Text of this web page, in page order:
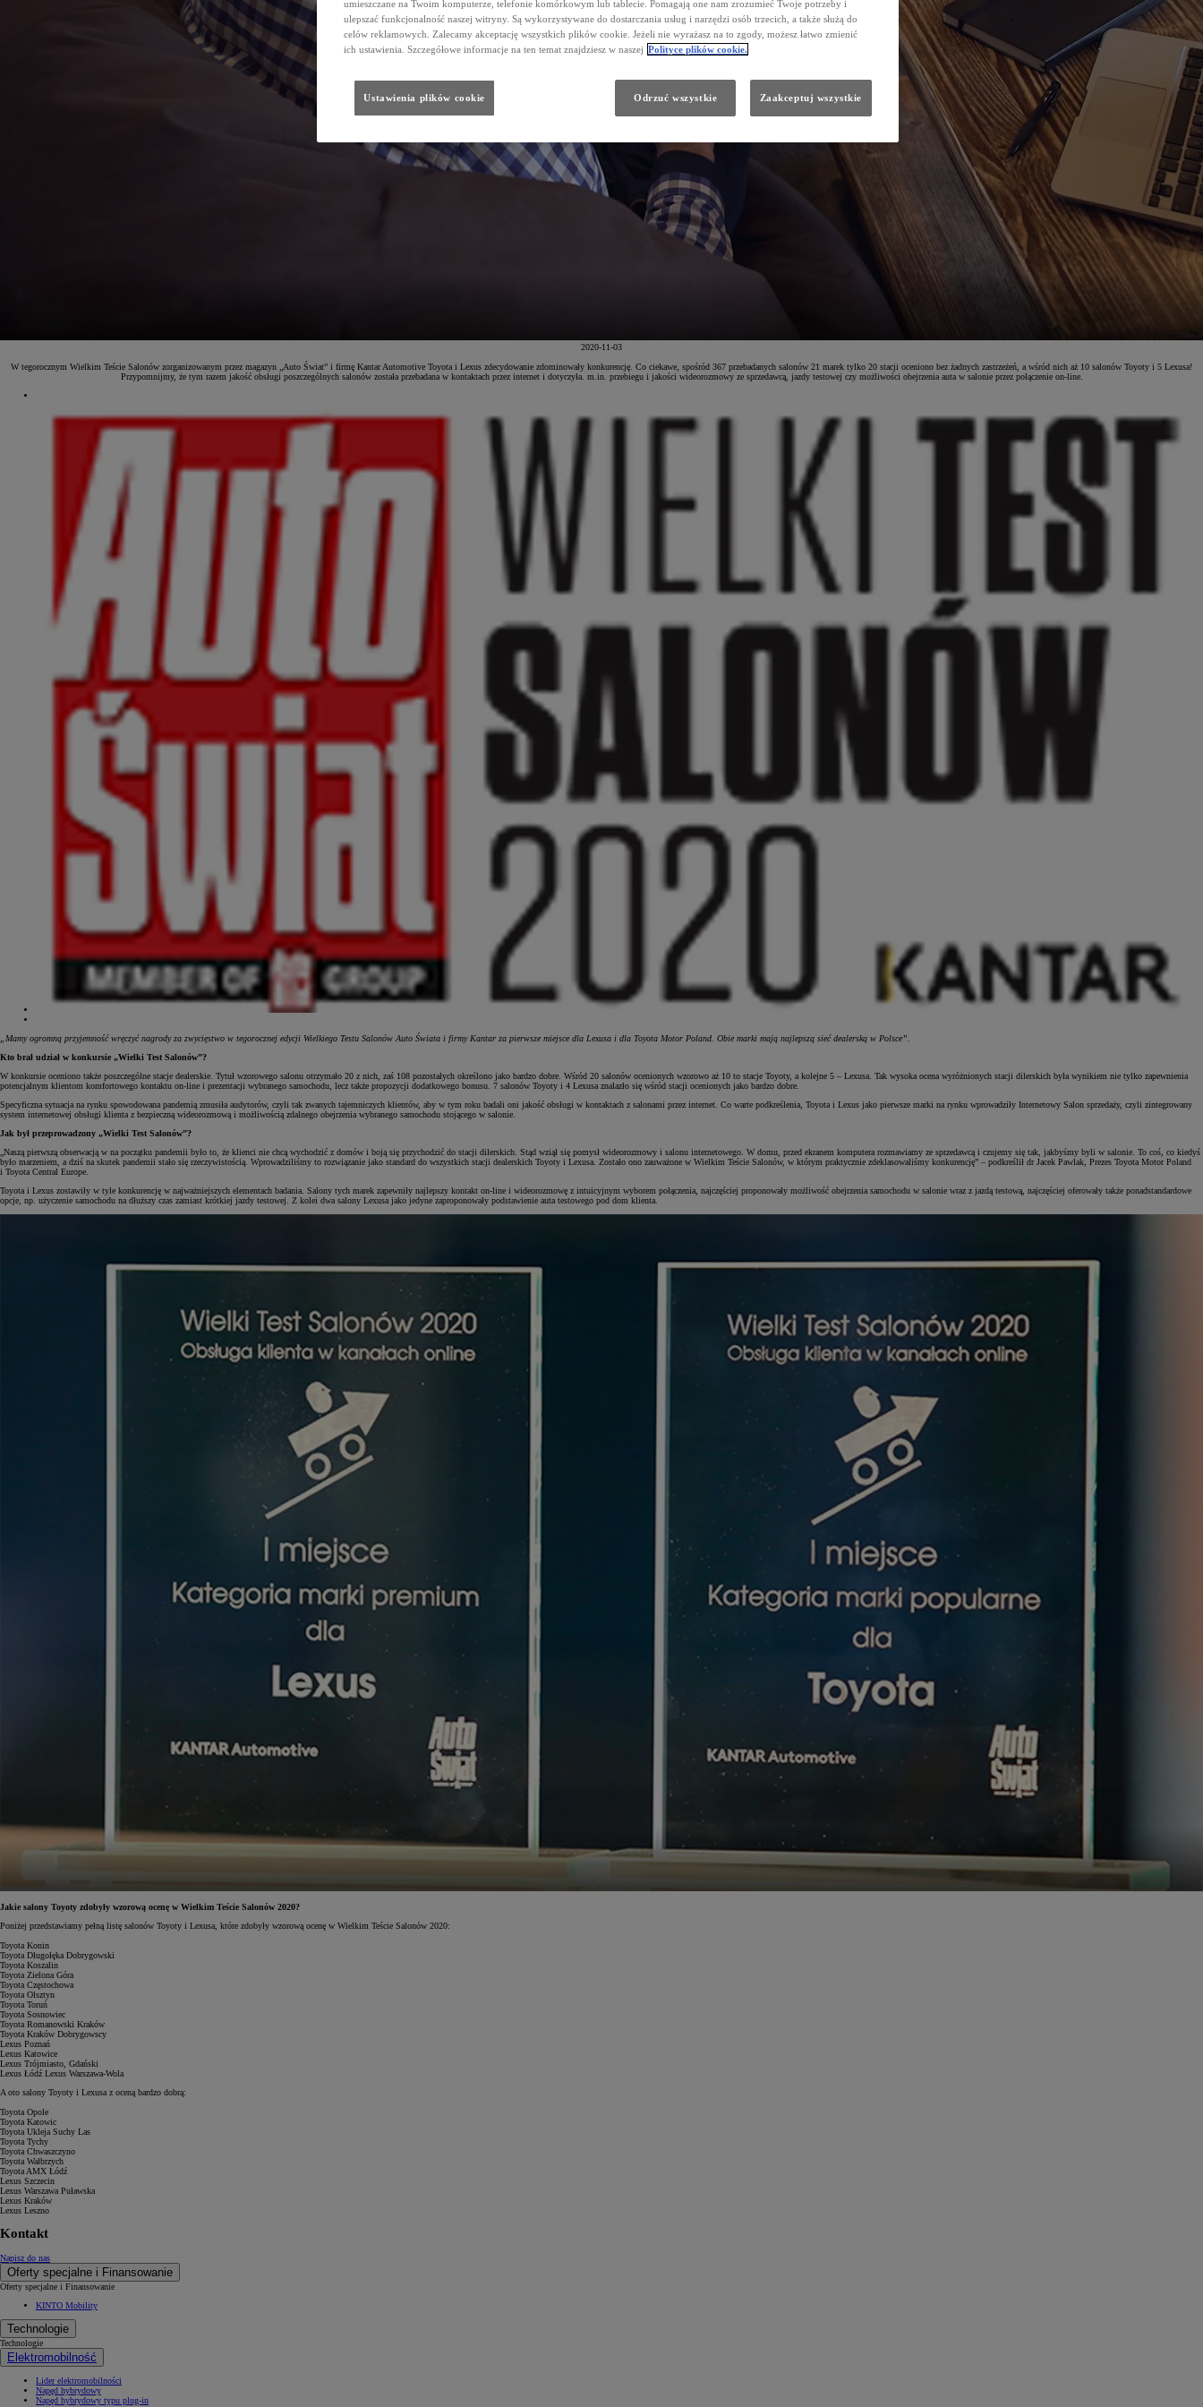
2020-11-03
W tegorocznym Wielkim Teście Salonów zorganizowanym przez magazyn „Auto Świat” i firmę Kantar Automotive Toyota i Lexus zdecydowanie zdominowały konkurencję. Co ciekawe, spośród 367 przebadanych salonów 21 marek tylko 20 stacji oceniono bez żadnych zastrzeżeń, a wśród nich aż 10 salonów Toyoty i 5 Lexusa!
Przypomnijmy, że tym razem jakość obsługi poszczególnych salonów została przebadana w kontaktach przez internet i dotyczyła. m.in. przebiegu i jakości wideorozmowy ze sprzedawcą, jazdy testowej czy możliwości obejrzenia auta w salonie przez połączenie on-line.
„Mamy ogromną przyjemność wręczyć nagrody za zwycięstwo w tegorocznej edycji Wielkiego Testu Salonów Auto Świata i firmy Kantar za pierwsze miejsce dla Lexusa i dla Toyota Motor Poland. Obie marki mają najlepszą sieć dealerską w Polsce”.
Kto brał udział w konkursie „Wielki Test Salonów”?
W konkursie oceniono także poszczególne stacje dealerskie. Tytuł wzorowego salonu otrzymało 20 z nich, zaś 108 pozostałych określono jako bardzo dobre. Wśród 20 salonów ocenionych wzorowo aż 10 to stacje Toyoty, a kolejne 5 – Lexusa. Tak wysoka ocena wyróżnionych stacji dilerskich była wynikiem nie tylko zapewnienia
potencjalnym klientom komfortowego kontaktu on-line i prezentacji wybranego samochodu, lecz także propozycji dodatkowego bonusu. 7 salonów Toyoty i 4 Lexusa znalazło się wśród stacji ocenionych jako bardzo dobre.
Specyficzna sytuacja na rynku spowodowana pandemią zmusiła audytorów, czyli tak zwanych tajemniczych klientów, aby w tym roku badali oni jakość obsługi w kontaktach z salonami przez internet. Co warte podkreślenia, Toyota i Lexus jako pierwsze marki na rynku wprowadziły Internetowy Salon sprzedaży, czyli zintegrowany
system internetowej obsługi klienta z bezpieczną wideorozmową i możliwością zdalnego obejrzenia wybranego samochodu stojącego w salonie.
Jak był przeprowadzony „Wielki Test Salonów”?
„Naszą pierwszą obserwacją w na początku pandemii było to, że klienci nie chcą wychodzić z domów i boją się przychodzić do stacji dilerskich. Stąd wziął się pomysł wideorozmowy i salonu internetowego. W domu, przed ekranem komputera rozmawiamy ze sprzedawcą i czujemy się tak, jakbyśmy byli w salonie. To coś, co kiedyś
było marzeniem, a dziś na skutek pandemii stało się rzeczywistością. Wprowadziliśmy to rozwiązanie jako standard do wszystkich stacji dealerskich Toyoty i Lexusa. Zostało ono zauważone w Wielkim Teście Salonów, w którym praktycznie zdeklasowaliśmy konkurencję” – podkreślił dr Jacek Pawlak, Prezes Toyota Motor Poland
i Toyota Central Europe.
Toyota i Lexus zostawiły w tyle konkurencję w najważniejszych elementach badania. Salony tych marek zapewniły najlepszy kontakt on-line i wideorozmowę z intuicyjnym wyborem połączenia, najczęściej proponowały możliwość obejrzenia samochodu w salonie wraz z jazdą testową, najczęściej oferowały także ponadstandardowe
opcje, np. użyczenie samochodu na dłuższy czas zamiast krótkiej jazdy testowej. Z kolei dwa salony Lexusa jako jedyne zaproponowały podstawienie auta testowego pod dom klienta.
Jakie salony Toyoty zdobyły wzorową ocenę w Wielkim Teście Salonów 2020?
Poniżej przedstawiamy pełną listę salonów Toyoty i Lexusa, które zdobyły wzorową ocenę w Wielkim Teście Salonów 2020:
Toyota Konin
Toyota Długołęka Dobrygowski
Toyota Koszalin
Toyota Zielona Góra
Toyota Częstochowa
Toyota Olsztyn
Toyota Toruń
Toyota Sosnowiec
Toyota Romanowski Kraków
Toyota Kraków Dobrygowscy
Lexus Poznań
Lexus Katowice
Lexus Trójmiasto, Gdański
Lexus Łódź Lexus Warszawa-Wola
A oto salony Toyoty i Lexusa z oceną bardzo dobrą:
Toyota Opole
Toyota Katowic
Toyota Ukleja Suchy Las
Toyota Tychy
Toyota Chwaszczyno
Toyota Wałbrzych
Toyota AMX Łódź
Lexus Szczecin
Lexus Warszawa Puławska
Lexus Kraków
Lexus Leszno
Kontakt
Napisz do nas
Oferty specjalne i Finansowanie
Oferty specjalne i Finansowanie
KINTO Mobility
Technologie
Technologie
Elektromobilność
Lider elektromobilności
Napęd hybrydowy
Napęd hybrydowy typu plug-in
umieszczane na Twoim komputerze, telefonie komórkowym lub tablecie. Pomagają one nam zrozumieć Twoje potrzeby i
ulepszać funkcjonalność naszej witryny. Są wykorzystywane do dostarczania usług i narzędzi osób trzecich, a także służą do
celów reklamowych. Zalecamy akceptację wszystkich plików cookie. Jeżeli nie wyrażasz na to zgody, możesz łatwo zmienić
ich ustawienia. Szczegółowe informacje na ten temat znajdziesz w naszej Polityce plików cookie.
Ustawienia plików cookie Odrzuć wszystkie Zaakceptuj wszystkie